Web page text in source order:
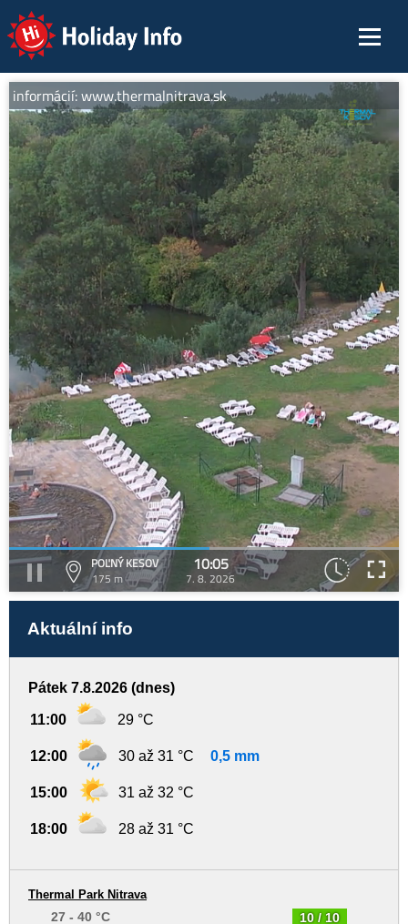
Holiday Info
www.thermalnitrava.sk
POĽNÝ KESOV
175 m
10:05
7. 8. 2026
Aktuální info
Pátek 7.8.2026 (dnes)
11:00 29 °C
12:00 30 až 31 °C 0,5 mm
15:00 31 až 32 °C
18:00 28 až 31 °C
10 / 10
Thermal Park Nitrava
27 - 40 °C